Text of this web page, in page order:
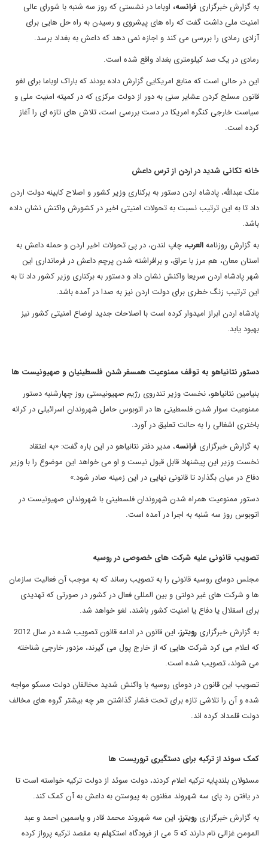
به گزارش خبرگزاری فرانسه، اوباما در نشستی که روز سه شنبه با شورای عالی
امنیت ملی داشت گفت که راه های پیشروی و رسیدن به راه حل هایی برای
آزادی رمادی را بررسی می کند و اجازه نمی دهد که داعش به بغداد برسد.
رمادی در یک صد کیلومتری بغداد واقع شده است.
این در حالی است که منابع امریکایی گزارش داده بودند که باراک اوباما برای لغو
قانون مسلح کردن عشایر سنی به دور از دولت مرکزی که در کمیته امنیت ملی و
سیاست خارجی کنگره امریکا در دست بررسی است، تلاش های تازه ای را آغاز
کرده است.
خانه تکانی شدید در اردن از ترس داعش
ملک عبدالله، پادشاه اردن دستور به برکناری وزیر کشور و اصلاح کابینه دولت اردن
داد تا به این ترتیب نسبت به تحولات امنیتی اخیر در کشورش واکنش نشان داده
باشد.
به گزارش روزنامهالعرب، چاپ لندن، در پی تحولات اخیر اردن و حمله داعش به
استان معان، هم مرز با عراق، و برافراشته شدن پرچم داعش در فرمانداری این
شهر پادشاه اردن سریعا واکنش نشان داد و دستور به برکناری وزیر کشور داد تا به
این ترتیب زنگ خطری برای دولت اردن نیز به صدا در آمده باشد.
پادشاه اردن ابراز امیدوار کرده است با اصلاحات جدید اوضاع امنیتی کشور نیز
بهبود یابد.
دستور نتانیاهو به توقف ممنوعیت همسفر شدن فلسطینیان و صهیونیست ها
بنیامین نتانیاهو، نخست وزیر تندروی رژیم صهیونیستی روز چهارشنبه دستور
ممنوعیت سوار شدن فلسطینی ها در اتوبوس حامل شهروندان اسرائیلی در کرانه
باختری اشغالی را به حالت تعلیق در آورد.
به گزارش خبرگزاری فرانسه، مدیر دفتر نتانیاهو در این باره گفت: «به اعتقاد
نخست وزیر این پیشنهاد قابل قبول نیست و او می خواهد این موضوع را با وزیر
دفاع در میان بگذارد تا قانونی نهایی در این زمینه صادر شود.»
دستور ممنوعیت همراه شدن شهروندان فلسطینی با شهروندان صهیونیست در
اتوبوس روز سه شنبه به اجرا در آمده است.
تصویب قانونی علیه شرکت های خصوصی در روسیه
مجلس دومای روسیه قانونی را به تصویب رساند که به موجب آن فعالیت سازمان
ها و شرکت های غیر دولتی و بین المللی فعال در کشور در صورتی که تهدیدی
برای اسقلال یا دفاع یا امنیت کشور باشند، لغو خواهد شد.
به گزارش خبرگزاری رویترز
، این قانون در ادامه قانون تصویب شده در سال 2012
که اعلام می کرد شرکت هایی که از خارج پول می گیرند، مزدور خارجی شناخته
می شوند، تصویب شده است.
تصویب این قانون در دومای روسیه با واکنش شدید مخالفان دولت مسکو مواجه
شده و آن را تلاشی تازه برای تحت فشار گذاشتن هر چه بیشتر گروه های مخالف
دولت قلمداد کرده اند.
کمک سوئد از ترکیه برای دستگیری تروریست ها
مسئولان بلندپایه ترکیه اعلام کردند، دولت سوئد از دولت ترکیه خواسته است تا
در یافتن رد پای سه شهروند مظنون به پیوستن به داعش به آن کمک کند.
به گزارش خبرگزاری رویترز، این سه شهروند محمد قادر و یاسمین احمد و عبد
المومن غزالی نام دارند که 5 می از فرودگاه استکهلم به مقصد ترکیه پرواز کرده